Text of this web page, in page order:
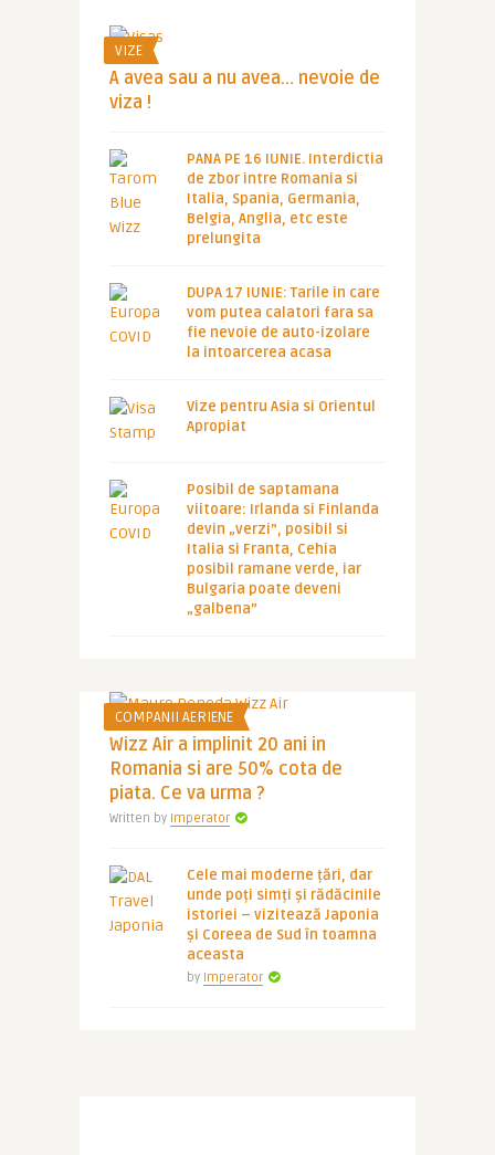
VIZE
A avea sau a nu avea… nevoie de
viza !
PANA PE 16 IUNIE. Interdictia
de zbor intre Romania si
Italia, Spania, Germania,
Belgia, Anglia, etc este
prelungita
DUPA 17 IUNIE: Tarile in care
vom putea calatori fara sa
fie nevoie de auto-izolare
la intoarcerea acasa
Vize pentru Asia si Orientul
Apropiat
Posibil de saptamana
viitoare: Irlanda si Finlanda
devin „verzi”, posibil si
Italia si Franta, Cehia
posibil ramane verde, iar
Bulgaria poate deveni
„galbena”
COMPANII AERIENE
Wizz Air a implinit 20 ani in
Romania si are 50% cota de
piata. Ce va urma ?
Written by Imperator
Cele mai moderne țări, dar
unde poți simți și rădăcinile
istoriei – vizitează Japonia
și Coreea de Sud în toamna
aceasta
by Imperator